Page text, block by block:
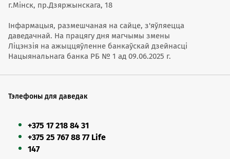
г.Мінск, пр.Дзяржынскага, 18
Інфармацыя, размешчаная на сайце, з'яўляецца
даведачнай. На працягу дня магчымы змены
Ліцэнзія на ажыццяўленне банкаўскай дзейнасці
Нацыянальнага банка РБ № 1 ад 09.06.2025 г.
Тэлефоны для даведак
+375 17 218 84 31
+375 25 767 88 77 Life
147